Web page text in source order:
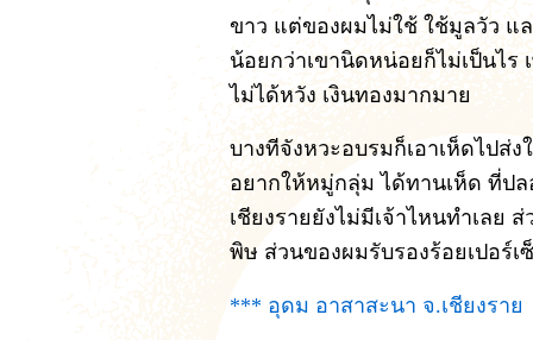
ขาว แต่ของผมไม่ใช้ ใช้มูลวัว แ
น้อยกว่าเขานิดหน่อยก็ไม่เป็นไร
ไม่ได้หวัง เงินทองมากมาย
บางทีจังหวะอบรมก็เอาเห็ดไปส่
อยากให้หมู่กลุ่ม ได้ทานเห็ด ที่ป
เชียงรายยังไม่มีเจ้าไหนทำเลย
พิษ ส่วนของผมรับรองร้อยเปอร์
*** อุดม อาสาสะนา จ.เชียงราย